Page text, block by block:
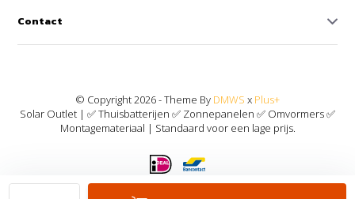
Contact
© Copyright 2026 - Theme By DMWS x Plus+
Solar Outlet | ✅ Thuisbatterijen ✅ Zonnepanelen ✅ Omvormers ✅
Montagemateriaal | Standaard voor een lage prijs.